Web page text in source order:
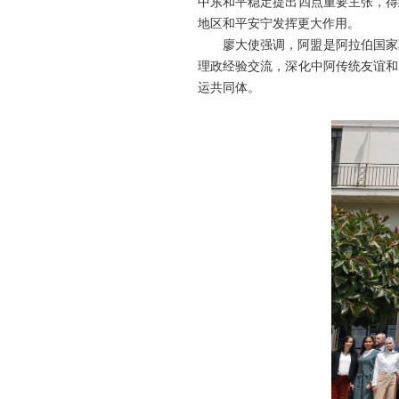
地区和平安宁发挥更大作用。
廖大使强调，阿盟是阿拉伯国
理政经验交流，深化中阿传统友谊
运共同体。